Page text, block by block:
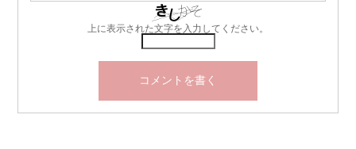
上に表示された文字を入力してください。